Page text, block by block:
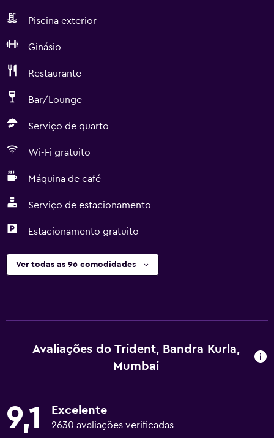
Piscina exterior
Ginásio
Restaurante
Bar/Lounge
Serviço de quarto
Wi-Fi gratuito
Máquina de café
Serviço de estacionamento
Estacionamento gratuito
Ver todas as 96 comodidades
Avaliações do Trident, Bandra Kurla,
Mumbai
9,1 Excelente
2630 avaliações verificadas